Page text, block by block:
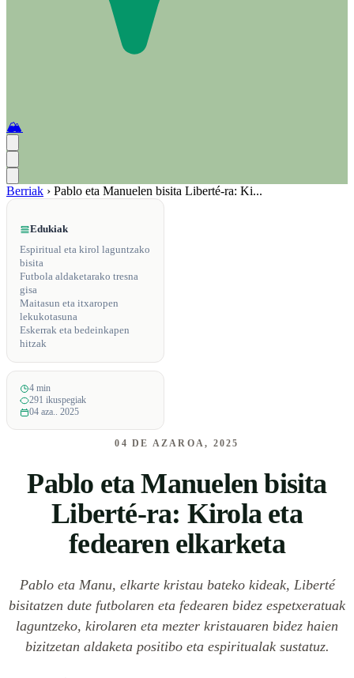
🏔️
Berriak › Pablo eta Manuelen bisita Liberté-ra: Ki...
Edukiak
Espiritual eta kirol laguntzako
bisita
Futbola aldaketarako tresna
gisa
Maitasun eta itxaropen
lekukotasuna
Eskerrak eta bedeinkapen
hitzak
4 min
291 ikuspegiak
04 aza.. 2025
04 DE AZAROA, 2025
Pablo eta Manuelen bisita
Liberté-ra: Kirola eta
fedearen elkarketa
Pablo eta Manu, elkarte kristau bateko kideak, Liberté
bisitatzen dute futbolaren eta fedearen bidez espetxeratuak
laguntzeko, kirolaren eta mezter kristauaren bidez haien
bizitzetan aldaketa positibo eta espiritualak sustatuz.